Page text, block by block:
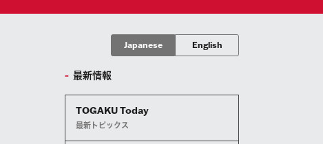
Japanese English
最新情報
TOGAKU Today
最新トピックス